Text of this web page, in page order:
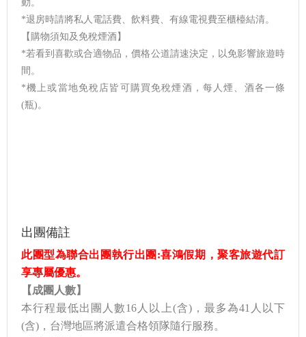
動。
*退房時請將私人電話費、飲料費、有線電視費至櫃檯結清。
【購物須知及免稅煙酒】
*若看到喜歡或合適物品，價格公道請速決定，以免影響旅遊時
間。
*機上或當地免稅店皆可購買免稅煙酒，每人煙、酒各一條
(瓶)。
出團備註
此團型為聯合出團執行出團:喜鴻假期，聚客旅遊代訂
享專屬優惠。
【成團人數】
本行程最低出團人數16人以上(含)，最多為41人以下
(含)，台灣地區將派遣合格領隊隨行服務。